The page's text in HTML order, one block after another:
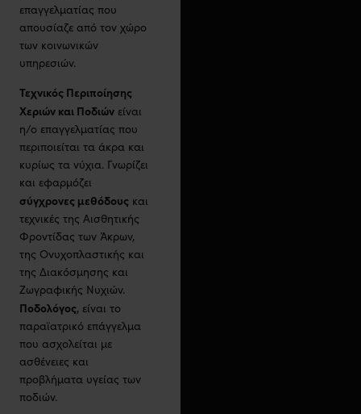
επαγγελματίας που
απουσίαζε από τον χώρο
των κοινωνικών
υπηρεσιών.
Τεχνικός Περιποίησης
Χεριών και Ποδιών είναι
η/ο επαγγελματίας που
περιποιείται τα άκρα και
κυρίως τα νύχια. Γνωρίζει
και εφαρμόζει
σύγχρονες μεθόδους και
τεχνικές της Αισθητικής
Φροντίδας των Άκρων,
της Ονυχοπλαστικής και
της Διακόσμησης και
Ζωγραφικής Νυχιών.
Ποδολόγος, είναι το
παραϊατρικό επάγγελμα
που ασχολείται με
ασθένειες και
προβλήματα υγείας των
ποδιών.